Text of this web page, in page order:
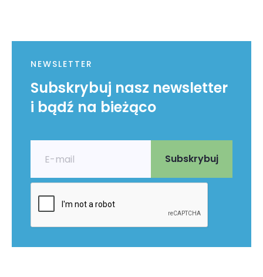
NEWSLETTER
Subskrybuj nasz newsletter
i bądź na bieżąco